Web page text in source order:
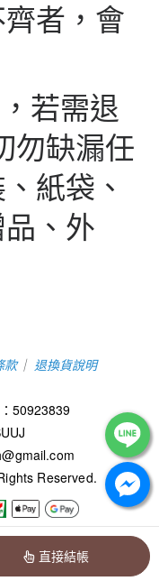
直接結帳
者，會
若需退
勿缺漏任
紙袋、
、外
款｜ 退換貨說明
50923839
Reserved.
維護